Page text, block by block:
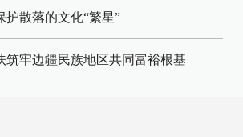
护散落的文化“繁星”
筑牢边疆民族地区共同富裕根基